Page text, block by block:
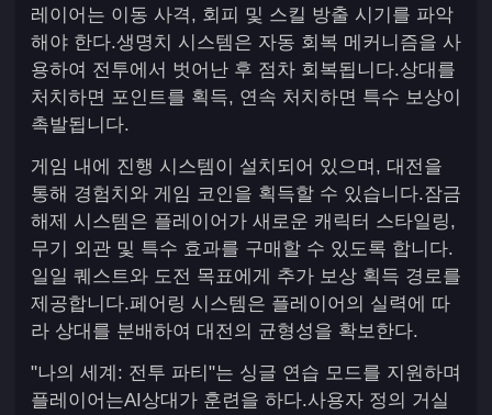
레이어는 이동 사격, 회피 및 스킬 방출 시기를 파악
해야 한다.생명치 시스템은 자동 회복 메커니즘을 사
용하여 전투에서 벗어난 후 점차 회복됩니다.상대를
처치하면 포인트를 획득, 연속 처치하면 특수 보상이
촉발됩니다.
게임 내에 진행 시스템이 설치되어 있으며, 대전을
통해 경험치와 게임 코인을 획득할 수 있습니다.잠금
해제 시스템은 플레이어가 새로운 캐릭터 스타일링,
무기 외관 및 특수 효과를 구매할 수 있도록 합니다.
일일 퀘스트와 도전 목표에게 추가 보상 획득 경로를
제공합니다.페어링 시스템은 플레이어의 실력에 따
라 상대를 분배하여 대전의 균형성을 확보한다.
"나의 세계: 전투 파티"는 싱글 연습 모드를 지원하며
플레이어는AI상대가 훈련을 하다.사용자 정의 거실